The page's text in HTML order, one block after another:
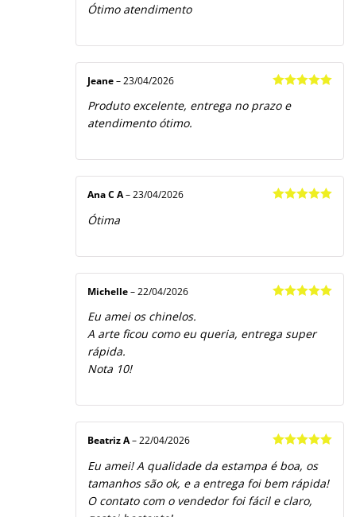
Ótimo atendimento
de 5
Jeane – 23/04/2026
Produto excelente, entrega no prazo e
atendimento ótimo.
Ana C A– 23/04/2026
Ótima
Michelle – 22/04/2026
Eu amei os chinelos.
A arte ficou como eu queria, entrega super
rápida.
Nota 10!
de 5
Beatriz A– 22/04/2026
Eu amei! A qualidade da estampa é boa, os
tamanhos são ok, e a entrega foi bem rápida!
O contato com o vendedor foi fácil e claro,